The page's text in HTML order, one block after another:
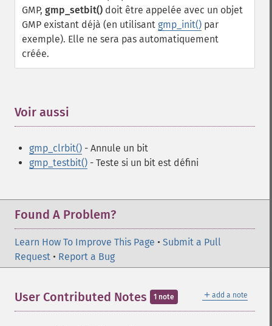
GMP, gmp_setbit() doit être appelée avec un objet
GMP existant déjà (en utilisant gmp_init() par
exemple). Elle ne sera pas automatiquement
créée.
Voir aussi
gmp_clrbit() - Annule un bit
gmp_testbit() - Teste si un bit est défini
Found A Problem?
Learn How To Improve This Page • Submit a Pull
Request • Report a Bug
＋ add a note
User Contributed Notes 1 note